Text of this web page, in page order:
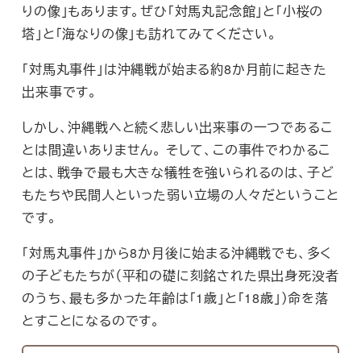
りの像」もあります。ぜひ「対馬丸記念館」と「小桜の
塔」と「海なりの像」も訪れてみてください。
「対馬丸事件」は沖縄戦が始まる約8か月前に起きた
出来事です。
しかし、沖縄戦へと続く悲しい出来事の一つであるこ
とは間違いありません。 そして、この事件でわかるこ
とは、戦争で最も大きな犠牲を強いられるのは、子ど
もたちや民間人といった弱い立場の人々だということ
です。
「対馬丸事件」から8か月後に始まる沖縄戦でも、多く
の子どもたちが（平和の礎に刻銘された県出身死没者
のうち、最も多かった年齢は「1歳」と「18歳」）命を落
とすことになるのです。